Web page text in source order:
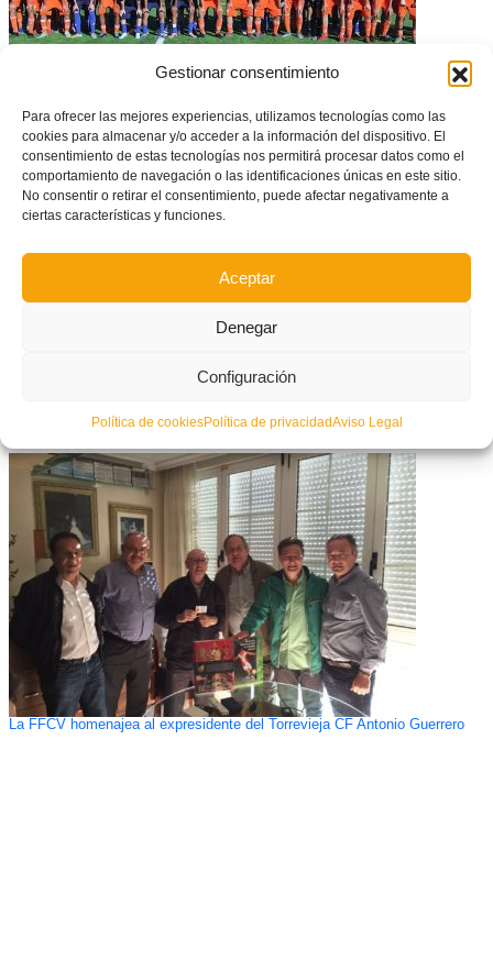
Gestionar consentimiento
Para ofrecer las mejores experiencias, utilizamos tecnologías como las
cookies para almacenar y/o acceder a la información del dispositivo. El
consentimiento de estas tecnologías nos permitirá procesar datos como el
comportamiento de navegación o las identificaciones únicas en este sitio.
No consentir o retirar el consentimiento, puede afectar negativamente a
ciertas características y funciones.
Aceptar
Denegar
Configuración
Política de cookiesPolítica de privacidadAviso Legal
GALERÍA DE FOTOS: Tecnificación masculina infantil de la Selecció
Valenciana de fútbol provincia de Alicante en Pilar de la Horadada
La FFCV homenajea al expresidente del Torrevieja CF Antonio Guerrero